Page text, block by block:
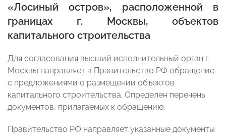
«Лосиный остров», расположенной в
границах г. Москвы, объектов
капитального строительства
Для согласования высший исполнительный орган г.
Москвы направляет в Правительство РФ обращение
с предложениями о размещении объектов
капитального строительства. Определен перечень
документов, прилагаемых к обращению.
Правительство РФ направляет указанные документы